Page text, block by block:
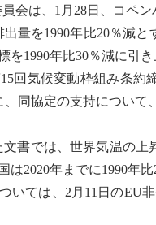
会は、1月28日、コペ
量を1990年比20％減
1990年比30％減に引き
回 気候変動枠組み条約
同協定の支持について、
書では、世界気温の上
は2020年までに1990年
いては、2月11日のEU